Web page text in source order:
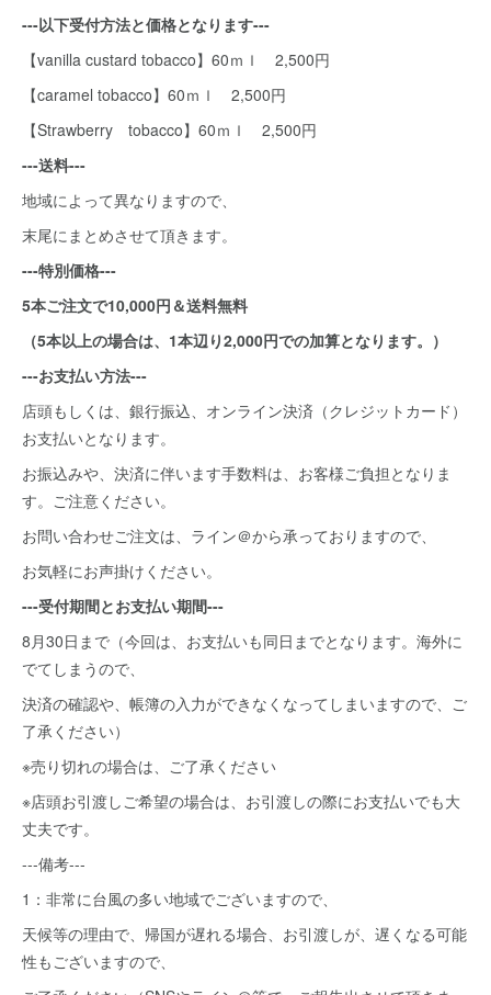
---以下受付方法と価格となります---
【vanilla custard tobacco】60ｍｌ 2,500円
【caramel tobacco】60ｍｌ 2,500円
【Strawberry tobacco】60ｍｌ 2,500円
---送料---
地域によって異なりますので、
末尾にまとめさせて頂きます。
---特別価格---
5本ご注文で10,000円＆送料無料
（5本以上の場合は、1本辺り2,000円での加算となります。）
---お支払い方法---
店頭もしくは、銀行振込、オンライン決済（クレジットカード）
お支払いとなります。
お振込みや、決済に伴います手数料は、お客様ご負担となりま
す。ご注意ください。
お問い合わせご注文は、ライン＠から承っておりますので、
お気軽にお声掛けください。
---受付期間とお支払い期間---
8月30日まで（今回は、お支払いも同日までとなります。海外に
でてしまうので、
決済の確認や、帳簿の入力ができなくなってしまいますので、ご
了承ください）
※売り切れの場合は、ご了承ください
※店頭お引渡しご希望の場合は、お引渡しの際にお支払いでも大
丈夫です。
---備考---
1：非常に台風の多い地域でございますので、
天候等の理由で、帰国が遅れる場合、お引渡しが、遅くなる可能
性もございますので、